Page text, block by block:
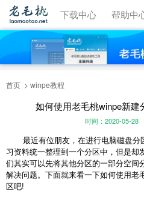
视频教程 下载中心 帮助中
首页 winpe教程
如何使用老毛桃winpe新
时间：2020-05-28
最近有位朋友，在进行电脑磁盘分
习资料统一整理到一个分区中，但是
们其实可以先将其他分区的一部分空间
解决问题。下面就来看一下如何使用老
区吧!